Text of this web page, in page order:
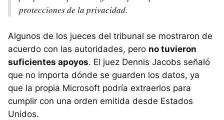
protecciones de la privacidad.
Algunos de los jueces del tribunal se mostraron de
acuerdo con las autoridades, pero no tuvieron
suficientes apoyos. El juez Dennis Jacobs señaló
que no importa dónde se guarden los datos, ya
que la propia Microsoft podría extraerlos para
cumplir con una orden emitida desde Estados
Unidos.